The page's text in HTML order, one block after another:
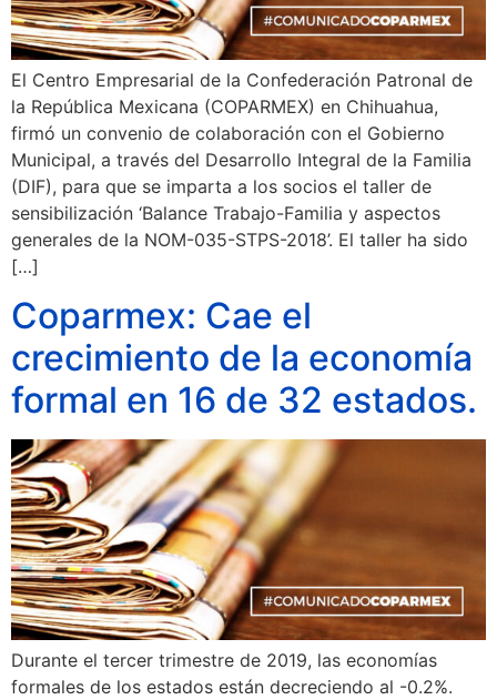
El Centro Empresarial de la Confederación Patronal de
la República Mexicana (COPARMEX) en Chihuahua,
firmó un convenio de colaboración con el Gobierno
Municipal, a través del Desarrollo Integral de la Familia
(DIF), para que se imparta a los socios el taller de
sensibilización ‘Balance Trabajo-Familia y aspectos
generales de la NOM-035-STPS-2018’. El taller ha sido
[…]
Coparmex: Cae el
crecimiento de la economía
formal en 16 de 32 estados.
Durante el tercer trimestre de 2019, las economías
formales de los estados están decreciendo al -0.2%.